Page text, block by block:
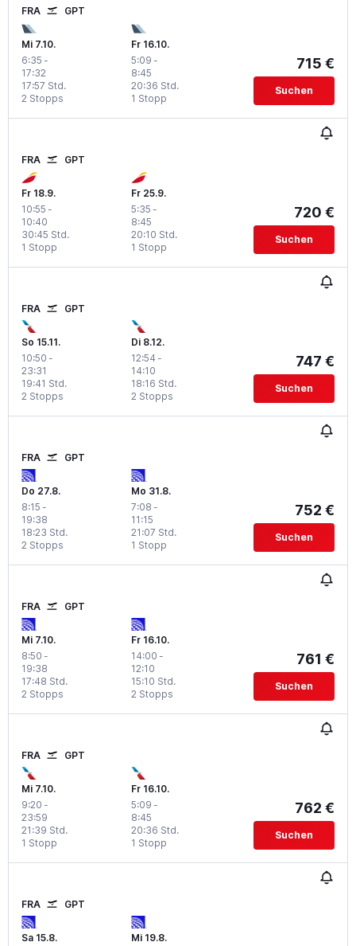
FRA GPT
Mi 7.10.
6:35 -
17:32
2 Stopps
17:57 Std.
Fr 16.10.
5:09 -
8:45
1 Stopp
20:36 Std.
715 €
Suchen
FRA GPT
Fr 18.9.
10:55 -
10:40
1 Stopp
30:45 Std.
Fr 25.9.
5:35 -
8:45
1 Stopp
20:10 Std.
720 €
Suchen
FRA GPT
So 15.11.
10:50 -
23:31
2 Stopps
19:41 Std.
Di 8.12.
12:54 -
14:10
2 Stopps
18:16 Std.
747 €
Suchen
FRA GPT
Do 27.8.
8:15 -
19:38
2 Stopps
18:23 Std.
Mo 31.8.
7:08 -
11:15
1 Stopp
21:07 Std.
752 €
Suchen
FRA GPT
Mi 7.10.
8:50 -
19:38
2 Stopps
17:48 Std.
Fr 16.10.
14:00 -
12:10
2 Stopps
15:10 Std.
761 €
Suchen
FRA GPT
Mi 7.10.
9:20 -
23:59
1 Stopp
21:39 Std.
Fr 16.10.
5:09 -
8:45
1 Stopp
20:36 Std.
762 €
Suchen
FRA GPT
Sa 15.8.
Mi 19.8.